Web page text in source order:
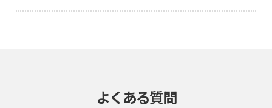
よくある質問